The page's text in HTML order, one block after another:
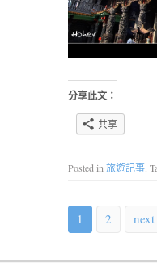
分享此文：
共享
Posted in 旅遊記事.
1 2